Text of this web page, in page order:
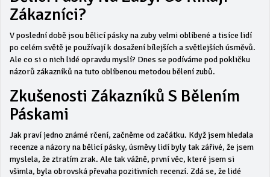
Zákazníci?
V poslední době jsou bělicí pásky na zuby velmi oblíbené a tisíce lidí
po celém světě je používají k dosažení bílejších a světlejších úsměvů.
Ale co si o nich lidé opravdu myslí? Dnes se podíváme pod pokličku
názorů zákazníků na tuto oblíbenou metodou bělení zubů.
Zkušenosti Zákazníků S Bělením
Páskami
Jak praví jedno známé rčení, začněme od začátku. Když jsem hledala
recenze a názory na bělicí pásky, úsměvy lidí byly tak zářivé, že jsem
myslela, že ztratím zrak. Ale tak vážně, první věc, které jsem si
všimla, byla obrovská převaha pozitivních recenzí. Zdá se, že lidé